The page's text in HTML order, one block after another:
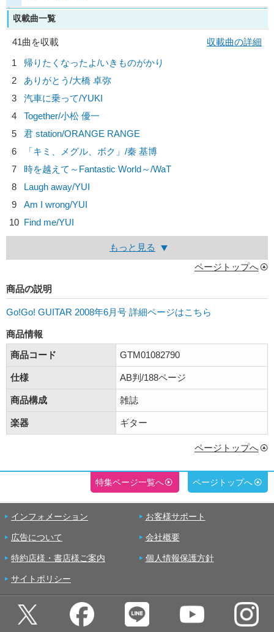
収載曲一覧
41曲を収載
収載曲の詳細
1
帰りたくなったよ/いきものがかり
2
ありがとう/大橋 卓弥
3
汽車に乗って/YUKI
4
Together/小松 優一
5
君 station/ORANGE RANGE
6
「キミ、メグル、ボク」/秦 基博
7
時を越えて～Fantastic World～/WaT
8
Laugh away/YUI
9
Am I wrong/YUI
10 Find me/YUI
もっと見る
ページトップへ
商品の説明
Go!Go! GUITAR 2008年6月号 詳細ページはこちら
商品情報
商品コード
GTM01082790
仕様 AB判/188ページ
商品構成 雑誌
楽器 ギター
ページトップへ
特集ページ一覧へ ページトップへ
インフォメーション お客様サポート
広告について 会社概要
特約店様・書店様ご案内 個人情報保護方針
サイトポリシー